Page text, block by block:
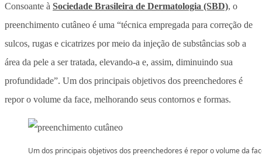
Consoante à Sociedade Brasileira de Dermatologia (SBD), o
preenchimento cutâneo é uma “técnica empregada para correção de
sulcos, rugas e cicatrizes por meio da injeção de substâncias sob a
área da pele a ser tratada, elevando-a e, assim, diminuindo sua
profundidade”. Um dos principais objetivos dos preenchedores é
repor o volume da face, melhorando seus contornos e formas.
Um dos principais objetivos dos preenchedores é repor o volume da